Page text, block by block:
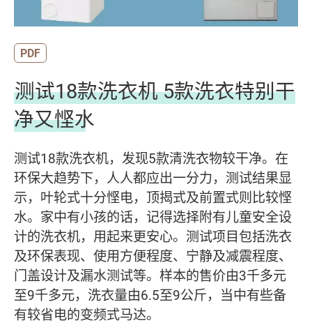
PDF
测试18款洗衣机 5款洗衣特别干
净又悭水
测试18款洗衣机，发现5款清洗衣物较干净。在
环保大趋势下，人人都应出一分力，测试结果显
示，叶轮式十分悭电，顶揭式及前置式则比较悭
水。家中有小孩的话，记得选择附有儿童安全设
计的洗衣机，用起来更安心。测试项目包括洗衣
及环保表现、使用方便程度、宁静及减震程度、
门盖设计及漏水测试等。样本的售价由3千多元
至9千多元，洗衣量由6.5至9公斤，当中有些备
有较省电的变频式马达。